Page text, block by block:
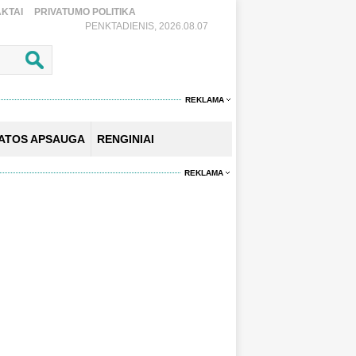
PRIVATUMO POLITIKA
PENKTADIENIS, 2026.08.07
REKLAMA
APSAUGA RENGINIAI
REKLAMA